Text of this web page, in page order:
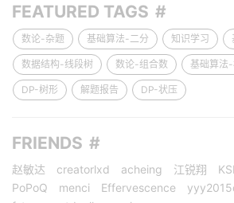
FEATURED TAGS
数论-杂题 基础算法-二分 知识学习
数据结构-线段树 数论-组合数 基础算法
DP-树形 解题报告 DP-状压
FRIENDS
赵敏达 creatorlxd acheing 江锐翔
PoPoQ
menci Effervescence